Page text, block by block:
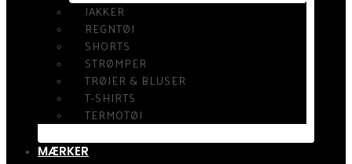
JAKKER
REGNTØJ
SHORTS
STRØMPER
TRØJER & BLUSER
T-SHIRTS
TERMOTØJ
MÆRKER